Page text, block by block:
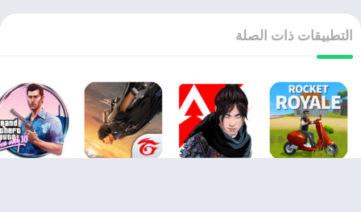
التطبيقات ذات الصلة